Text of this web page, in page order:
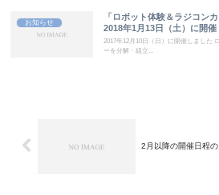
お知らせ
「ロボット体験＆ラジコン
2018年1月13日（土）に開催
2017年12月10日（日）に開催しまし
ーを分解・組立...
2月以降の開催日程